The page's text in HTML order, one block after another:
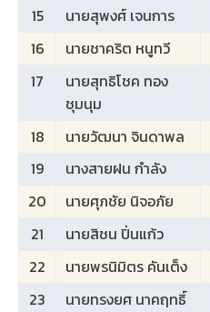
15 นายสุพงศ์ เจนการ
16
นายชาคริต หนูทวี
17
นายสุทธิโชค ทอง
ชุมนุม
18 นายวัฒนา จินดาพล
19
นางสายฝน กำลัง
20
นายศุภชัย นิจอภัย
21
นายสิชน ปิ่นแก้ว
22
นายพรนิมิตร คันเต็ง
23
นายทรงยศ นาคฤทธิ์